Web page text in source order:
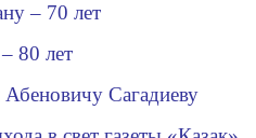
– 70 лет
80 лет
АбеновичуСагадиеву